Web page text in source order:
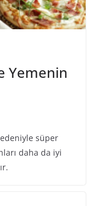
Yemenin
süper
daha da iyi